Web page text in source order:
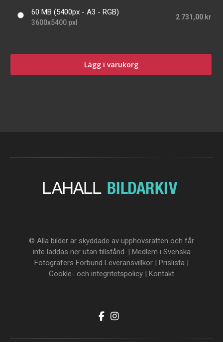
60 MB (5400px - A3 - RGB)
3600x5400 pxl
2 731,00 kr
Lägg i varukorg
© Alla bilder är skyddade av upphovsrätten och får
inte laddas ner utan tillstånd. | Medlem i Svenska
Fotografers Förbund Leveransvillkor | Prislista |
Cookle- och integritetspolicy | Kontakt